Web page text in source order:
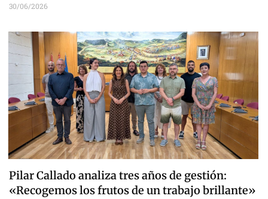
30/06/2026
Pilar Callado analiza tres años de gestión:
«Recogemos los frutos de un trabajo brillante»